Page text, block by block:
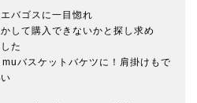
バゴスに一目惚れ
して購入できないかと探し求め
た
バスケットバケツに！肩掛けもで